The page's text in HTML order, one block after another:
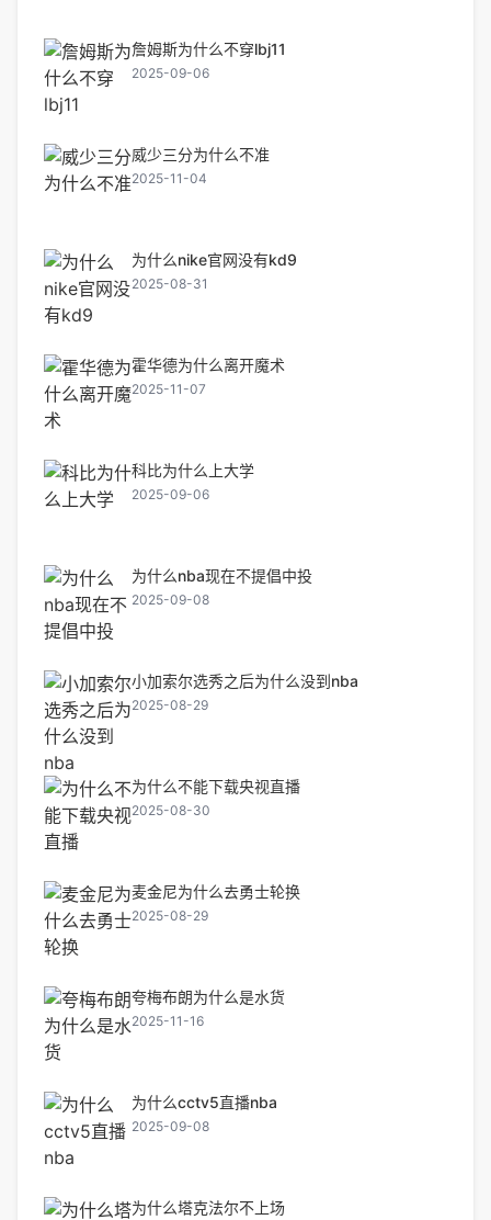
詹姆斯为什么不穿lbj11
2025-09-06
威少三分为什么不准
2025-11-04
为什么nike官网没有kd9
2025-08-31
霍华德为什么离开魔术
2025-11-07
科比为什么上大学
2025-09-06
为什么nba现在不提倡中投
2025-09-08
小加索尔选秀之后为什么没到nba
2025-08-29
为什么不能下载央视直播
2025-08-30
麦金尼为什么去勇士轮换
2025-08-29
夸梅布朗为什么是水货
2025-11-16
为什么cctv5直播nba
2025-09-08
为什么塔克法尔不上场